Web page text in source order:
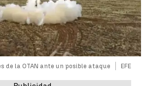
de la OTAN ante un posible ataque EFE